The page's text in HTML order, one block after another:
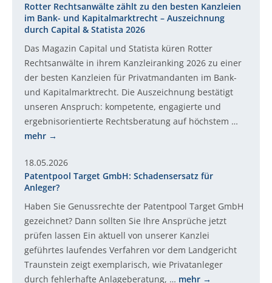
Rotter Rechtsanwälte zählt zu den besten Kanzleien
im Bank- und Kapitalmarktrecht – Auszeichnung
durch Capital & Statista 2026
Das Magazin Capital und Statista küren Rotter
Rechtsanwälte in ihrem Kanzleiranking 2026 zu einer
der besten Kanzleien für Privatmandanten im Bank-
und Kapitalmarktrecht. Die Auszeichnung bestätigt
unseren Anspruch: kompetente, engagierte und
ergebnisorientierte Rechtsberatung auf höchstem …
mehr
18.05.2026
Patentpool Target GmbH: Schadensersatz für
Anleger?
Haben Sie Genussrechte der Patentpool Target GmbH
gezeichnet? Dann sollten Sie Ihre Ansprüche jetzt
prüfen lassen Ein aktuell von unserer Kanzlei
geführtes laufendes Verfahren vor dem Landgericht
Traunstein zeigt exemplarisch, wie Privatanleger
durch fehlerhafte Anlageberatung, … mehr